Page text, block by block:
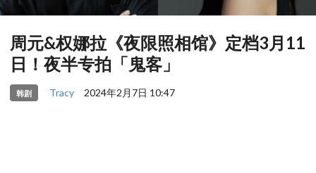
周元&权娜拉《夜限照相馆》定档3月11
日！夜半专拍「鬼客」
韩剧 Tracy 2024年2月7日 10:47